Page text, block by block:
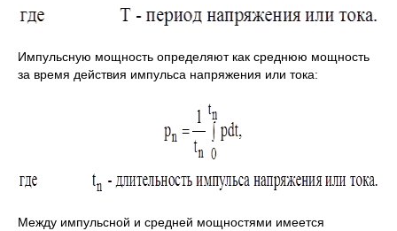
Импульсную мощность определяют как среднюю мощность
за время действия импульса напряжения или тока:
Между импульсной и средней мощностями имеется